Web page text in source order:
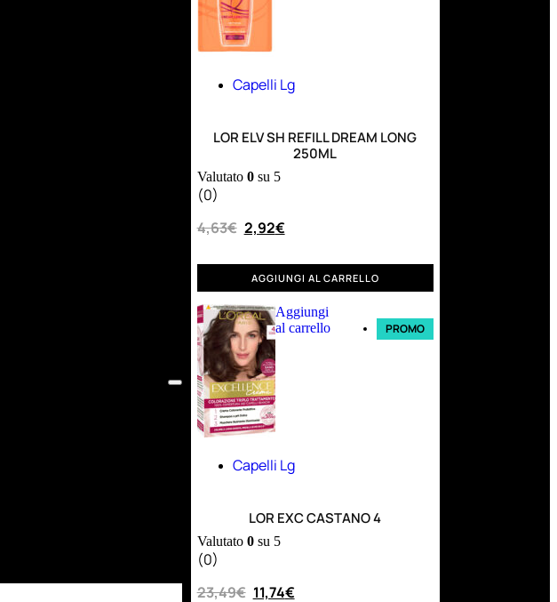
Capelli Lg
LOR ELV SH REFILL DREAM LONG
250ML
Valutato 0su 5
(0)
4,63€ 2,92€
AGGIUNGI AL CARRELLO
Aggiungi
al carrello
PROMO
Capelli Lg
LOR EXC CASTANO 4
Valutato 0su 5
(0)
23,49€ 11,74€